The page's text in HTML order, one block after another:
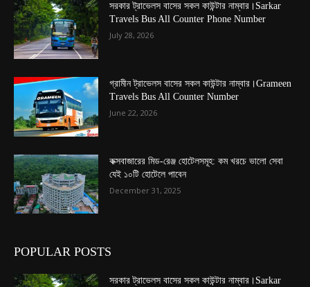
সরকার ট্রাভেলস বাসের সকল কাউন্টার নাম্বার।Sarkar
Travels Bus All Counter Phone Number
July 28, 2026
গ্রামীন ট্রাভেলস বাসের সকল কাউন্টার নাম্বার।Grameen
Travels Bus All Counter Number
June 22, 2026
কক্সবাজারের মিড-রেঞ্জ হোটেলসমূহ: কম খরচে ভালো সেবা
যেই ১০টি হোটেলে পাবেন
December 31, 2025
POPULAR POSTS
সরকার ট্রাভেলস বাসের সকল কাউন্টার নাম্বার।Sarkar